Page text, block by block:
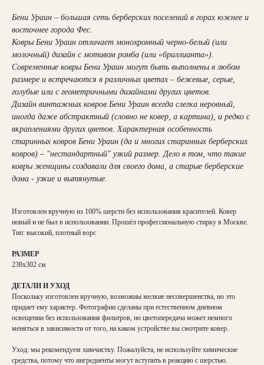
Бени Ураин – большая сеть берберских поселений в горах южнее и
восточнее города Фес.
Ковры Бени Ураин отличает монохромный черно-белый (или
молочный) дизайн с мотивом ромба (или «бриллианта»).
Современные ковры Бени Ураин могут быть выполнены в любом
размере и встречаются в различных цветах – бежевые, серые,
голубые или с геометричными дизайнами других цветов.
Дизайн винтажных ковров Бени Ураин всегда слегка неровный,
иногда даже абстрактный (словно не ковер, а картина), и редко с
вкраплениями других цветов. Характерная особенность
старинных ковров Бени Ураин (да и многих старинных берберских
ковров) – "нестандартный" узкий размер. Дело в том, что такие
ковры женщины создавали для своего дома, а старые берберские
дома - узкие и вытянутые.
Изготовлен вручную из 100% шерсти без использования красителей. Ковер
новый и не был в использовании. Прошёл профессиональную стирку в Москве.
Тип: высокий, плотный ворс
РАЗМЕР
238х302 см
ДЕТАЛИ И УХОД
Поскольку изготовлен вручную, возможны мелкие несовершенства, но это
придает ему характер. Фотографии сделаны при естественном дневном
освещении без использования фильтров, но цветопередача может немного
меняться в зависимости от того, на каком устройстве вы смотрите ковер.
Уход: мы рекомендуем химчистку. Пожалуйста, не используйте химические
средства, потому что ингредиенты могут вступить в реакцию с шерстью.